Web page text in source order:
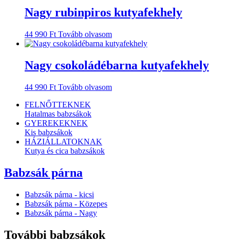
Nagy rubinpiros kutyafekhely
44 990 Ft Tovább olvasom
Nagy csokoládébarna kutyafekhely
44 990 Ft Tovább olvasom
FELNŐTTEKNEK
Hatalmas babzsákok
GYEREKEKNEK
Kis babzsákok
HÁZIÁLLATOKNAK
Kutya és cica babzsákok
Babzsák párna
Babzsák párna - kicsi
Babzsák párna - Közepes
Babzsák párna - Nagy
További babzsákok